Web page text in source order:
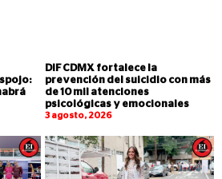
DIF CDMX fortalece la
prevención del suicidio con más
de 10 mil atenciones
psicológicas y emocionales
3 agosto, 2026